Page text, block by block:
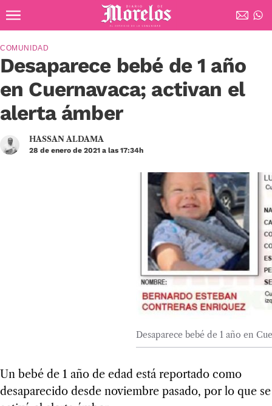
Diario de Morelos
Desaparece bebé de 1 año
en Cuernavaca; activan el
alerta ámber
COMUNIDAD
HASSAN ALDAMA
28 de enero de 2021 a las 17:34h
Desaparece bebé de 1 año en
Un bebé de 1 año de edad está reportado como
desaparecido desde noviembre pasado, por lo que se